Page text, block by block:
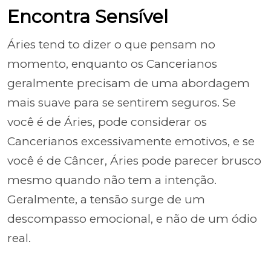
Encontra Sensível
Áries tend to dizer o que pensam no
momento, enquanto os Cancerianos
geralmente precisam de uma abordagem
mais suave para se sentirem seguros. Se
você é de Áries, pode considerar os
Cancerianos excessivamente emotivos, e se
você é de Câncer, Áries pode parecer brusco
mesmo quando não tem a intenção.
Geralmente, a tensão surge de um
descompasso emocional, e não de um ódio
real.